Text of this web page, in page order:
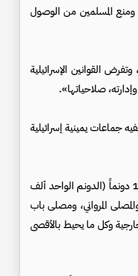
المسلمين من الوصول
القوانين الإسرائيلية
صلاحياتها».
جماعات يمينية إسرائيلية
وفي هذا الصدد، تؤكد الهيئة الإسلامية العليا أن مساحة الأقصى، هي 144 دونماً (الدونم الواحد ألف
المرواني، ومصلى باب
وكل ما يحيط بالأقصى